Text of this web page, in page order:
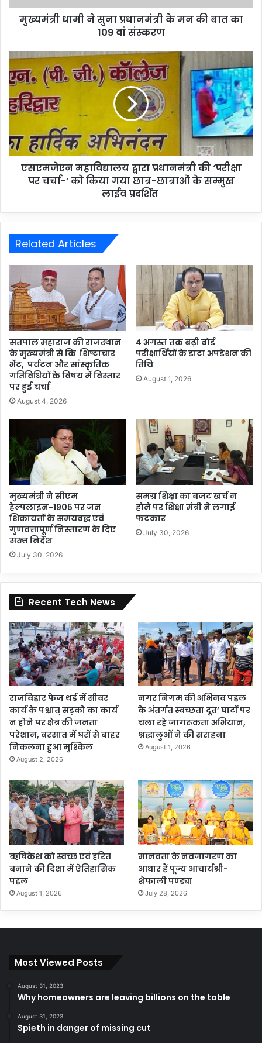
मुख्यमंत्री धामी ने सुना प्रधानमंत्री के मन की बात का
109 वां संस्करण
एसएमजेएन महाविद्यालय द्वारा प्रधानमंत्री की ‘परीक्षा
पर चर्चा-’ को किया गया छात्र-छात्राओं के सम्मुख
लाईव प्रदर्शित
Related Articles
सतपाल महाराज की राजस्थान
के मुख्यमंत्री से कि शिष्टाचार
भेंट, पर्यटन और सांस्कृतिक
गतिविधियों के विषय में विस्तार
पर हुई चर्चा
August 4, 2026
4 अगस्त तक बढ़ी बोर्ड
परीक्षार्थियों के डाटा अपडेशन की
तिथि
August 1, 2026
मुख्यमंत्री ने सीएम
हेल्पलाइन-1905 पर जन
शिकायतों के समयबद्ध एवं
गुणवत्तापूर्ण निस्तारण के दिए
सख्त निर्देश
July 30, 2026
समग्र शिक्षा का बजट खर्च न
होने पर शिक्षा मंत्री ने लगाई
फटकार
July 30, 2026
Recent Tech News
राजविहार फेज थर्ड में सीवर
कार्य के पश्चात् सड़को का कार्य
न होने पर क्षेत्र की जनता
परेशान, बरसात में घरों से बाहर
निकलना हुआ मुश्किल
August 2, 2026
नगर निगम की अभिनव पहल
के अंतर्गत स्वच्छता दूत’ घाटों पर
चला रहे जागरूकता अभियान,
श्रद्धालुओं ने की सराहना
August 1, 2026
ऋषिकेश को स्वच्छ एवं हरित
बनाने की दिशा में ऐतिहासिक
पहल
August 1, 2026
मानवता के नवजागरण का
आधार हैं पूज्य आचार्यश्री-
शैफाली पण्ड्या
July 28, 2026
Most Viewed Posts
August 31, 2023
Why homeowners are leaving billions on the table
August 31, 2023
Spieth in danger of missing cut